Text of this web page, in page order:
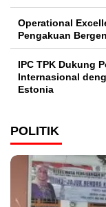
Operational
Pengakuan
IPC TPK Dukung
Internasional
Estonia
POLITIK